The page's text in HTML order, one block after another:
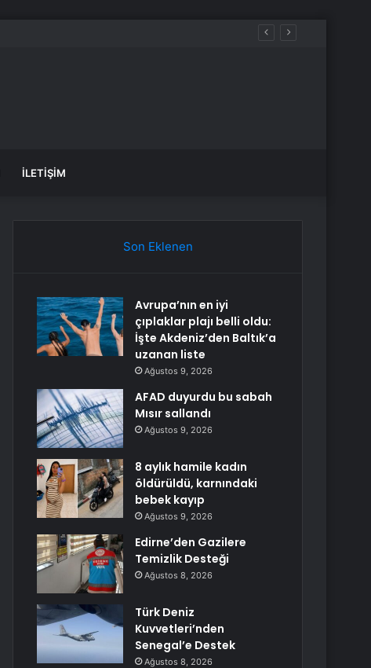
İLETIŞIM
Son Eklenen
Avrupa’nın en iyi
çıplaklar plajı belli oldu:
İşte Akdeniz’den Baltık’a
uzanan liste
Ağustos 9, 2026
AFAD duyurdu bu sabah
Mısır sallandı
Ağustos 9, 2026
8 aylık hamile kadın
öldürüldü, karnındaki
bebek kayıp
Ağustos 9, 2026
Edirne’den Gazilere
Temizlik Desteği
Ağustos 8, 2026
Türk Deniz
Kuvvetleri’nden
Senegal’e Destek
Ağustos 8, 2026